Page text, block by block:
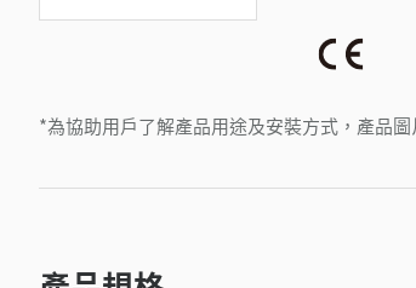
*為協助用戶了解產品用途及安裝方式，產品圖